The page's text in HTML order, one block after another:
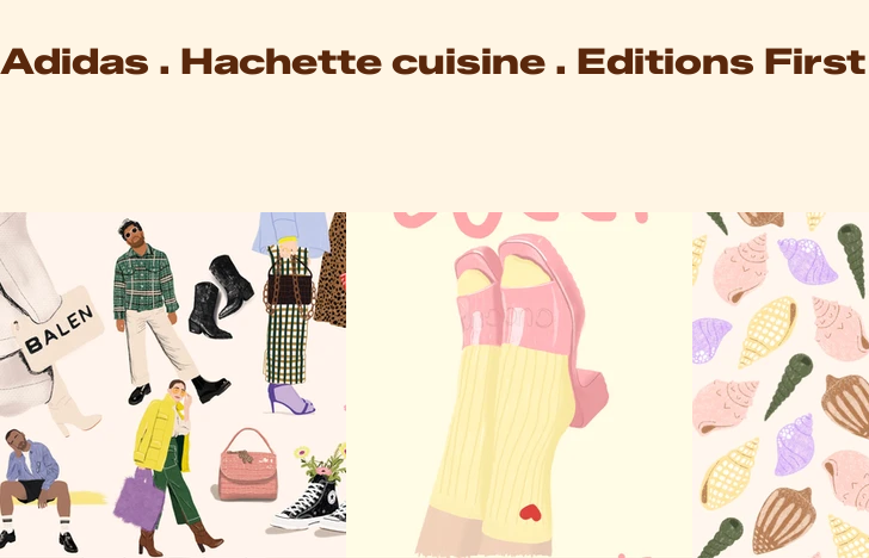
Adidas . Hachette cuisine . Editions